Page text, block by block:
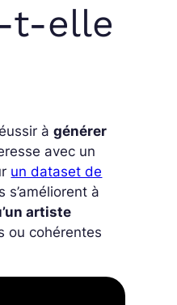
t-elle
àgénérer
avec un
un dataset de
s’améliorent à
artiste
ou cohérentes